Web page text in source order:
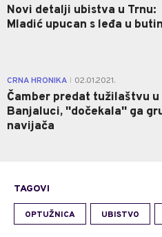
Novi detalji ubistva u Trnu:
Mladić upucan s leđa u
CRNA HRONIKA 02.01.2021.
Čamber predat tužilaštvu u
Banjaluci, ''dočekala'' ga
navijača
TAGOVI
OPTUŽNICA UBISTVO